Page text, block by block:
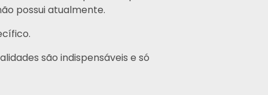
possui atualmente.
são indispensáveis e só